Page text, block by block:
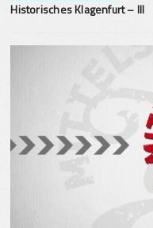
Historisches Klagenfurt – III